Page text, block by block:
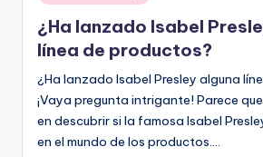
en
¿Ha lanzado Isabel
línea de productos?
¿Ha lanzado Isabel Presley alguna
¡Vaya pregunta intrigante! Parece
en descubrir si la famosa Isabel
en el mundo de los productos.…